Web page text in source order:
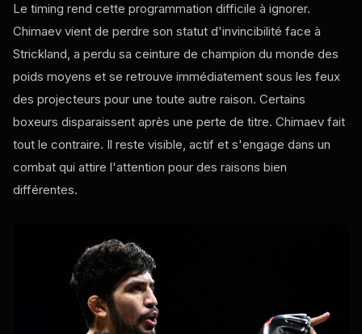
Le timing rend cette programmation difficile à ignorer.
Chimaev vient de perdre son statut d'invincibilité face à
Strickland, a perdu sa ceinture de champion du monde des
poids moyens et se retrouve immédiatement sous les feux
des projecteurs pour une toute autre raison. Certains
boxeurs disparaissent après une perte de titre. Chimaev fait
tout le contraire. Il reste visible, actif et s'engage dans un
combat qui attire l'attention pour des raisons bien
différentes.